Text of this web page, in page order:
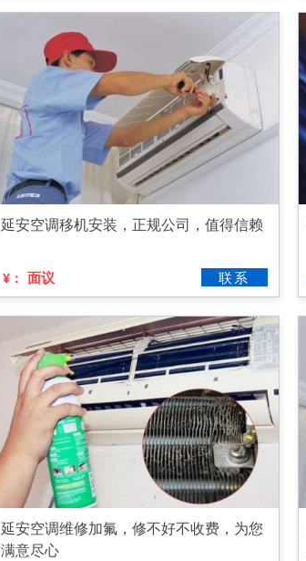
延安空调移机安装，正规公司，值得信赖
¥： 面议 联系
延安空调维修加氟，修不好不收费，为您
满意尽心